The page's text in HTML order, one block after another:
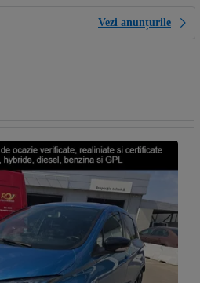
Vezi anunțurile